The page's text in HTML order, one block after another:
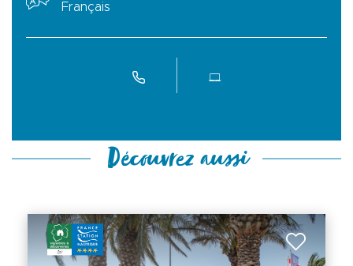
Français
Découvrez aussi